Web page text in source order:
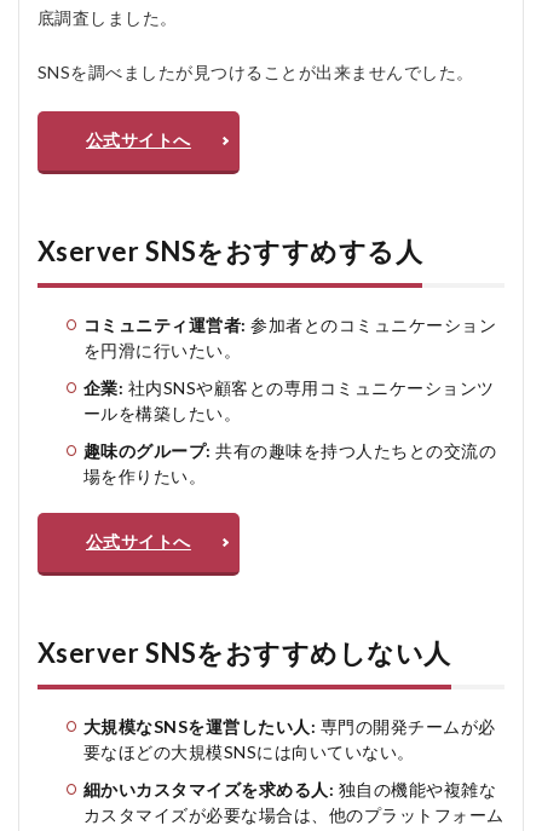
底調査しました。
SNSを調べましたが見つけることが出来ませんでした。
公式サイトへ
Xserver SNSをおすすめする人
コミュニティ運営者: 参加者とのコミュニケーション
を円滑に行いたい。
企業: 社内SNSや顧客との専用コミュニケーションツ
ールを構築したい。
趣味のグループ: 共有の趣味を持つ人たちとの交流の
場を作りたい。
公式サイトへ
Xserver SNSをおすすめしない人
大規模なSNSを運営したい人: 専門の開発チームが必
要なほどの大規模SNSには向いていない。
細かいカスタマイズを求める人: 独自の機能や複雑な
カスタマイズが必要な場合は、他のプラットフォーム